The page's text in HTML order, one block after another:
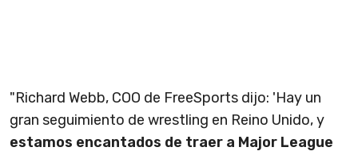
"Richard Webb, COO de FreeSports dijo: 'Hay un
gran seguimiento de wrestling en Reino Unido, y
estamos encantados de traer a Major League